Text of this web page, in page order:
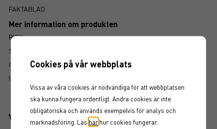
FAKTABLAD
Mer information om produkten
RISK
SÅ LÄSER DU FAKTABLADET
GRUNDPROSPEKT
UTSKRIFT
Viktiga egenskaper
Cookies på vår webbplats
Vissa av våra cookies är nödvändiga för att webbplatsen
ska kunna fungera ordentligt. Andra cookies är inte
obligatoriska och används exempelvis för analys och
marknadsföring. Läs härhur cookies fungerar.